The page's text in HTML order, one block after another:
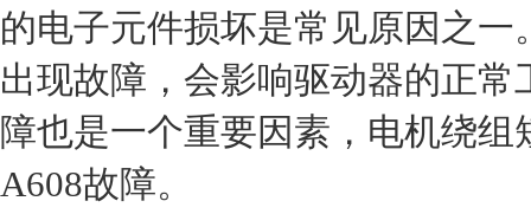
的电子元件损坏是常见原因之
出现故障，会影响驱动器的正
障也是一个重要因素，电机绕
A608故障。